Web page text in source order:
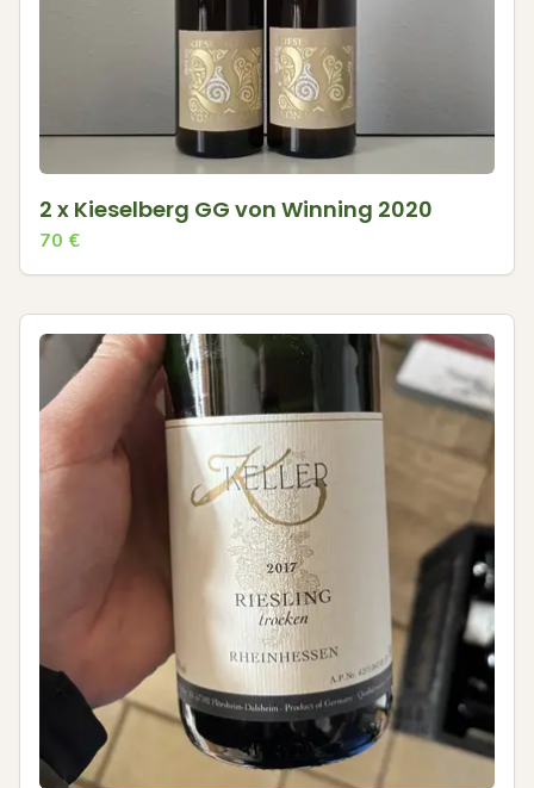
2 x Kieselberg GG von Winning 2020
70 €